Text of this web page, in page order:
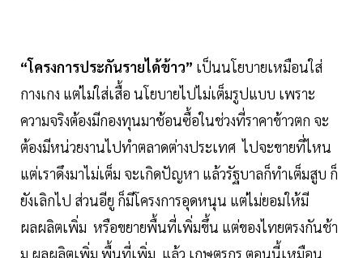
“โครงการประกันรายได้ข้าว” เป็นนโยบายเหมือนใส่
กางเกง แต่ไม่ใส่เสื้อ นโยบายไปไม่เต็มรูปแบบ เพราะ
ความจริงต้องมีกองทุนมาช้อนซื้อในช่วงที่ราคาข้าวตก จะ
ต้องมีหน่วยงานไปทำตลาดต่างประเทศ ไปจะขายที่ไหน
แต่เราดึงมาไม่เต็ม จะเกิดปัญหา แล้วรัฐบาลก็ทำเต็มสูบ ก็
ยังเลิกไป ส่วนอียู ก็มีโครงการอุดหนุน แต่ไม่ยอมให้มี
ผลผลิตเพิ่ม หรือขยายพื้นที่เพิ่มขึ้น แต่ของไทยตรงกันช้า
ม ผลผลิตเพิ่ม พื้นที่เพิ่ม แล้ว เกษตรกร ตอนนี้เหมือน